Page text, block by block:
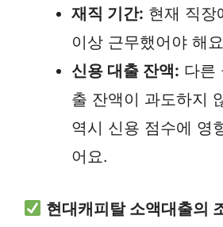
재직 기간: 현재 직장
이상 근무했어야 해
신용 대출 잔액: 다른
출 잔액이 과도하지
역시 신용 점수에 영
어요.
현대캐피탈 소액대출의